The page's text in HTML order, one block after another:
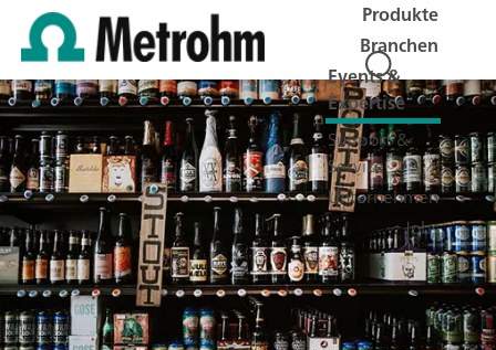
Produkte
Branchen
Events &
Expertise
Support &
Service
Unternehmen
Jobs